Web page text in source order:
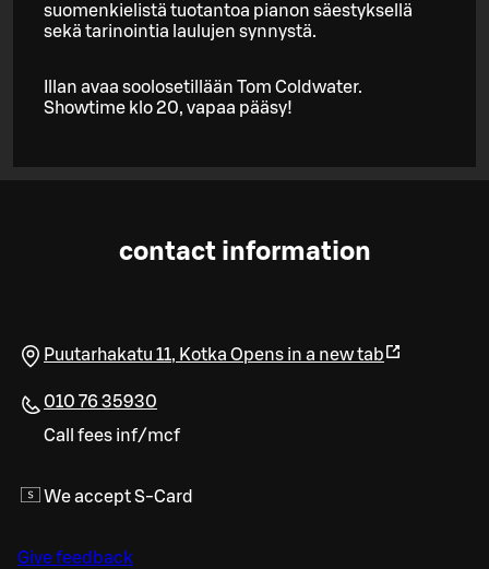
suomenkielistä tuotantoa pianon säestyksellä
sekä tarinointia laulujen synnystä.
Illan avaa soolosetillään Tom Coldwater.
Showtime klo 20, vapaa pääsy!
contact information
Puutarhakatu 11, Kotka Opens in a new tab
010 76 35930
Call fees inf/mcf
We accept S-Card
Give feedback